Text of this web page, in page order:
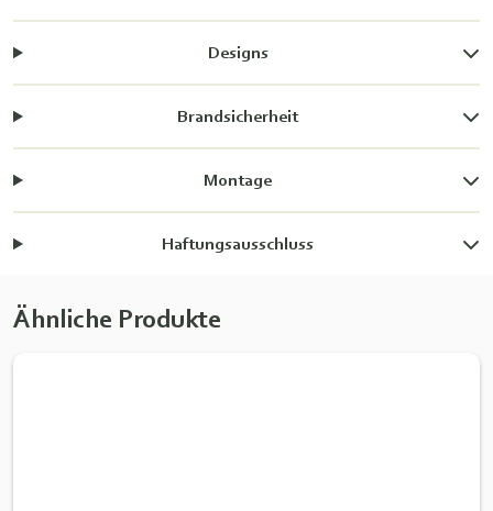
Designs
Brandsicherheit
Montage
Haftungsausschluss
Ähnliche Produkte